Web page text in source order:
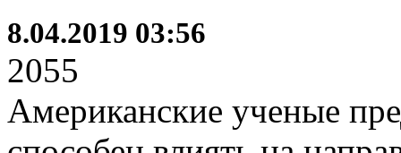
8.04.2019 03:56
2055
Американские ученые